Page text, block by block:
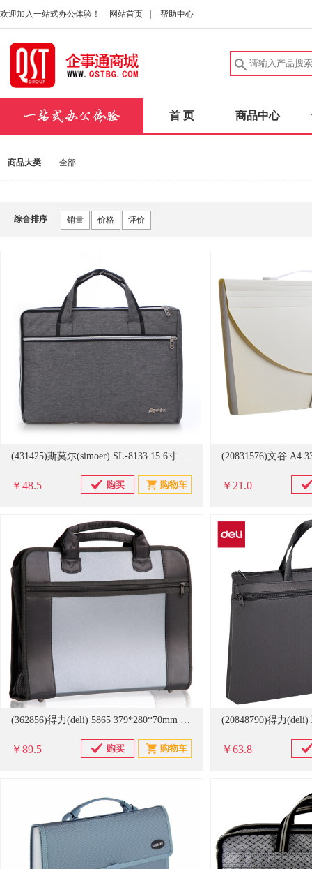
欢迎加入一站式办公体验！ 网站首页 帮助中心
首 页 商品中心
商品大类 全部
综合排序 销量 价格 评价
(431425)斯莫尔(simoer) SL-8133 15.6寸电脑 牛津布 公文包 灰色(单位：个)
￥48.5 ￥21.0
(362856)得力(deli) 5865 379*280*70mm 事务包(单位：个)
￥89.5 ￥63.8